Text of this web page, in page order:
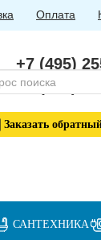
САНТЕХНИКА
Оплата
+7 (495)
+7 (985)
Заказать